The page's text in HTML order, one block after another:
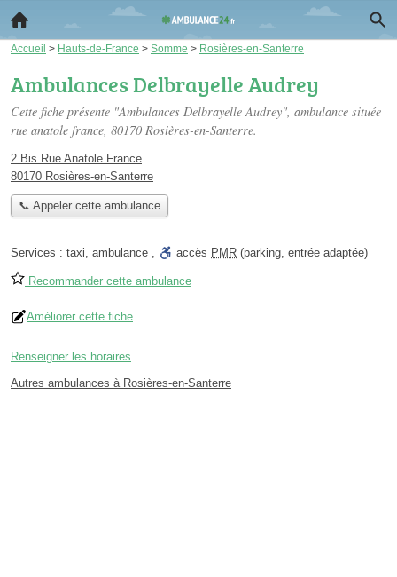
Accueil > Hauts-de-France > Somme > Rosières-en-Santerre
Ambulances Delbrayelle Audrey
Cette fiche présente "Ambulances Delbrayelle Audrey", ambulance située
rue anatole france, 80170 Rosières-en-Santerre.
2 Bis Rue Anatole France
80170 Rosières-en-Santerre
📞 Appeler cette ambulance
Services : taxi, ambulance , accès PMR (parking, entrée adaptée)
Recommander cette ambulance
Améliorer cette fiche
Renseigner les horaires
Autres ambulances à Rosières-en-Santerre